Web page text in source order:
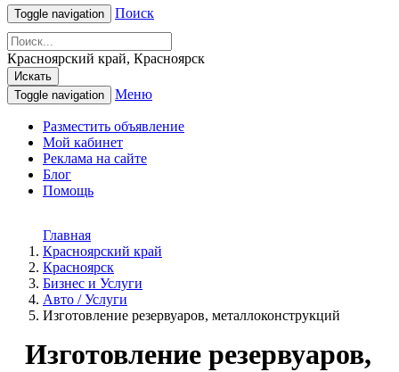
Toggle navigation Поиск
Красноярский край, Красноярск
Искать
Toggle navigation
Меню
Разместить объявление
Мой кабинет
Реклама на сайте
Блог
Помощь
Главная
Красноярский край
Красноярск
Бизнес и Услуги
Авто / Услуги
Изготовление резервуаров, металлоконструкций
Изготовление резервуаров,